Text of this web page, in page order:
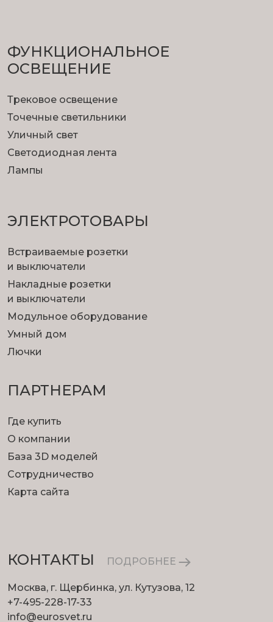
ФУНКЦИОНА­ЛЬНОЕ
ОСВЕЩЕНИЕ
Трековое освещение
Точечные светильники
Уличный свет
Светодиодная лента
Лампы
ЭЛЕКТРОТОВАРЫ
Встраиваемые розетки
и выключатели
Накладные розетки
и выключатели
Модульное оборудование
Умный дом
Лючки
ПАРТНЕРАМ
Где купить
О компании
База 3D моделей
Сотрудничество
Карта сайта
КОНТАКТЫ ПОДРОБНЕЕ
Москва, г. Щербинка, ул. Кутузова, 12
+7-495-228-17-33
info@eurosvet.ru